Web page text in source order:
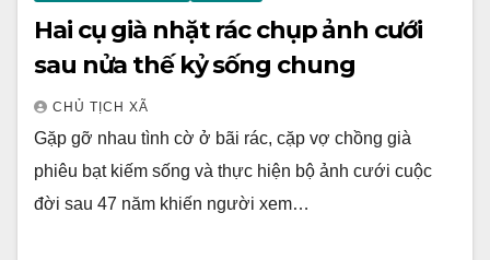
Hai cụ già nhặt rác chụp ảnh cưới
sau nửa thế kỷ sống chung
CHỦ TỊCH XÃ
Gặp gỡ nhau tình cờ ở bãi rác, cặp vợ chồng già
phiêu bạt kiếm sống và thực hiện bộ ảnh cưới cuộc
đời sau 47 năm khiến người xem…